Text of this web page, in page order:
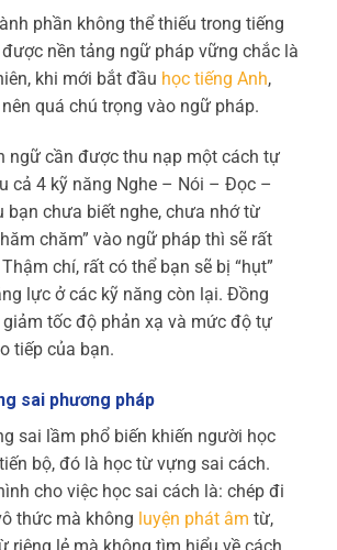
phần không thể thiếu trong tiếng
nền tảng ngữ pháp vững chắc là
khi mới bắt đầu học tiếng Anh,
quá chú trọng vào ngữ pháp.
ngữ cần được thu nạp một cách tự
cả 4 kỹ năng Nghe – Nói – Đọc –
bạn chưa biết nghe, chưa nhớ từ
chăm” vào ngữ pháp thì sẽ rất
chí, rất có thể bạn sẽ bị “hụt”
lực ở các kỹ năng còn lại. Đồng
tốc độ phản xạ và mức độ tự
tiếp của bạn.
sai phương pháp
sai lầm phổ biến khiến người học
bộ, đó là học từ vựng sai cách.
cho việc học sai cách là: chép đi
thức mà không luyện phát âm từ,